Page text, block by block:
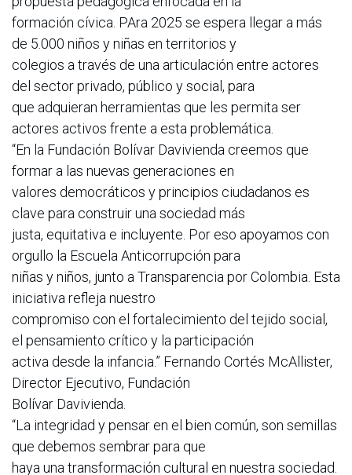
formación cívica. PAra 2025 se espera llegar a más
de 5.000 niños y niñas en territorios y
colegios a través de una articulación entre actores
del sector privado, público y social, para
que adquieran herramientas que les permita ser
actores activos frente a esta problemática.
“En la Fundación Bolívar Davivienda creemos que
formar a las nuevas generaciones en
valores democráticos y principios ciudadanos es
clave para construir una sociedad más
justa, equitativa e incluyente. Por eso apoyamos con
orgullo la Escuela Anticorrupción para
niñas y niños, junto a Transparencia por Colombia. Esta
iniciativa refleja nuestro
compromiso con el fortalecimiento del tejido social,
el pensamiento crítico y la participación
activa desde la infancia.” Fernando Cortés McAllister,
Director Ejecutivo, Fundación
Bolívar Davivienda.
“La integridad y pensar en el bien común, son semillas
que debemos sembrar para que
haya una transformación cultural en nuestra sociedad.